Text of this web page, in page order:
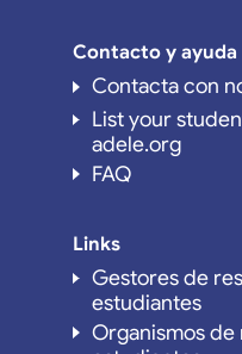
Contacto y ayuda
Contacta con
List your
adele.org
FAQ
Links
Gestores de
estudiantes
Organismos